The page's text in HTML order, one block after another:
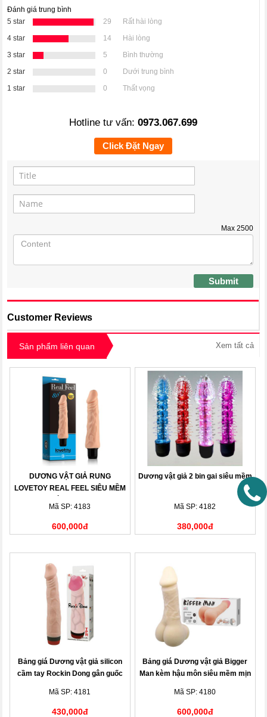
Đánh giá trung bình
5 star
29
Rất hài lòng
4 star
14
Hài lòng
3 star
5
Bình thường
2 star
0
Dưới trung bình
1 star
0 Thất vọng
Hotline tư vấn: 0973.067.699
Click Đặt Ngay
Max 2500
Submit
Customer Reviews
Sản phẩm liên quan Xem tất cả
DƯƠNG VẬT GIẢ RUNG
LOVETOY REAL FEEL SIÊU MỀM
Mã SP: 4183
600,000đ
Dương vật giả 2 bin gai siêu mềm
Mã SP: 4182
380,000đ
Bảng giá Dương vật giả silicon
cầm tay Rockin Dong gân guốc
Mã SP: 4181
430,000đ
Bảng giá Dương vật giả Bigger
Man kèm hậu môn siêu mềm mịn
Mã SP: 4180
600,000đ